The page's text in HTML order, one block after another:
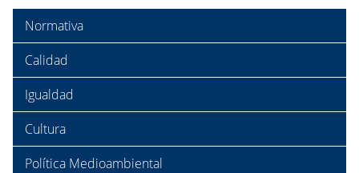
Normativa
Calidad
Igualdad
Cultura
Política Medioambiental